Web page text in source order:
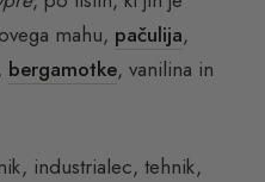
mahu, pačulija,
bergamotke, vanilina in
industrialec, tehnik,